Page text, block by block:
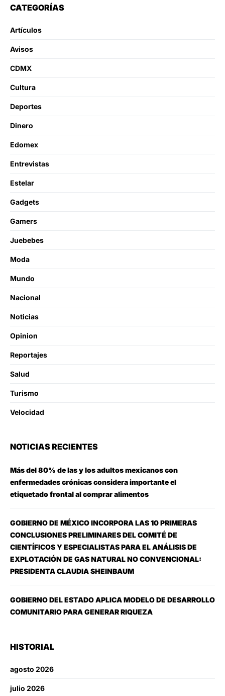
CATEGORÍAS
Artículos
Avisos
CDMX
Cultura
Deportes
Dinero
Edomex
Entrevistas
Estelar
Gadgets
Gamers
Juebebes
Moda
Mundo
Nacional
Noticias
Opinion
Reportajes
Salud
Turismo
Velocidad
NOTICIAS RECIENTES
Más del 80% de las y los adultos mexicanos con
enfermedades crónicas considera importante el
etiquetado frontal al comprar alimentos
GOBIERNO DE MÉXICO INCORPORA LAS 10 PRIMERAS
CONCLUSIONES PRELIMINARES DEL COMITÉ DE
CIENTÍFICOS Y ESPECIALISTAS PARA EL ANÁLISIS DE
EXPLOTACIÓN DE GAS NATURAL NO CONVENCIONAL:
PRESIDENTA CLAUDIA SHEINBAUM
GOBIERNO DEL ESTADO APLICA MODELO DE DESARROLLO
COMUNITARIO PARA GENERAR RIQUEZA
HISTORIAL
agosto 2026
julio 2026